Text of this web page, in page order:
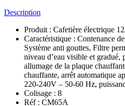
Description
Produit : Cafetière électrique
Caractéristique : Contenance
Système anti gouttes, Filtre
niveau d’eau visible et
allumage de la plaque
chauffante, arrêt automatique
220-240V – 50-60 Hz,
Colisage : 8
Réf : CM65A